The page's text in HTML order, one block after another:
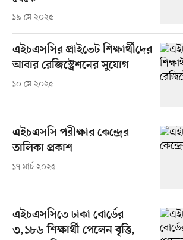
১৯ মে ২০২৫
এইচএসসির প্রাইভেট শিক্ষার্থীদের
আবার রেজিস্ট্রেশনের সুযোগ
১০ মে ২০২৫
এইচএসসি পরীক্ষার কেন্দ্রের
তালিকা প্রকাশ
১৭ মার্চ ২০২৫
এইচএসসিতে ঢাকা বোর্ডের
৩,১৮৬ শিক্ষার্থী পেলেন বৃত্তি,